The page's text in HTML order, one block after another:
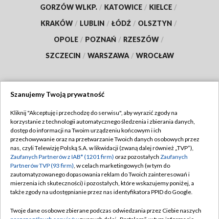
GORZÓW WLKP. / KATOWICE / KIELCE /
KRAKÓW / LUBLIN / ŁÓDŹ / OLSZTYN /
OPOLE / POZNAŃ / RZESZÓW /
SZCZECIN / WARSZAWA / WROCŁAW
TVP
Abonament TVP
Emisja w TVP
Centrum informacji TVP
Naziemna Telewizja Cyfrowa
Regulamin TVP
Polityka prywatności
Moje zgody
Pomoc
Szanujemy Twoją prywatność
Kliknij "Akceptuję i przechodzę do serwisu", aby wyrazić zgody na
korzystanie z technologii automatycznego śledzenia i zbierania danych,
dostęp do informacji na Twoim urządzeniu końcowym i ich
przechowywanie oraz na przetwarzanie Twoich danych osobowych przez
nas, czyli Telewizję Polską S.A. w likwidacji (zwaną dalej również „TVP”),
Zaufanych Partnerów z IAB* (1201 firm) oraz pozostałych Zaufanych
Partnerów TVP (93 firm), w celach marketingowych (w tym do
zautomatyzowanego dopasowania reklam do Twoich zainteresowań i
mierzenia ich skuteczności) i pozostałych, które wskazujemy poniżej, a
także zgody na udostępnianie przez nas identyfikatora PPID do Google.
Twoje dane osobowe zbierane podczas odwiedzania przez Ciebie naszych